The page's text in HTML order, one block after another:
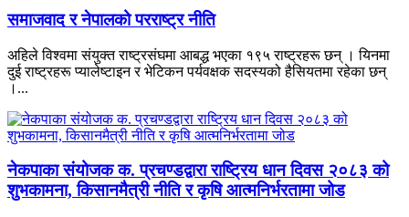
समाजवाद र नेपालको परराष्ट्र नीति
अहिले विश्वमा संयुक्त राष्ट्रसंघमा आबद्ध भएका १९५ राष्ट्रहरू छन् । यिनमा
दुई राष्ट्रहरू प्यालेष्टाइन र भेटिकन पर्यवक्षक सदस्यको हैसियतमा रहेका छन्
।...
नेकपाका संयोजक क. प्रचण्डद्वारा राष्ट्रिय धान दिवस २०८३ को
शुभकामना, किसानमैत्री नीति र कृषि आत्मनिर्भरतामा जोड